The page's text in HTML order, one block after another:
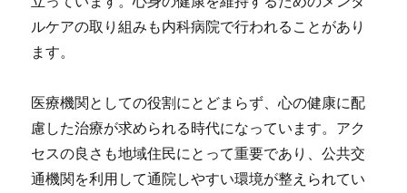
ルケアの取り組みも内科病院で行われることがあり
ます。
医療機関としての役割にとどまらず、心の健康に配
慮した治療が求められる時代になっています。アク
セスの良さも地域住民にとって重要であり、公共交
通機関を利用して通院しやすい環境が整えられてい